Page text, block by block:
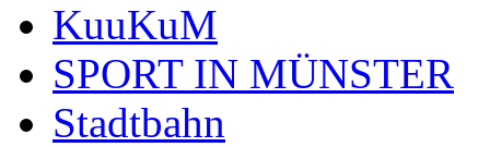
KuuKuM
SPORT IN MÜNSTER
Stadtbahn